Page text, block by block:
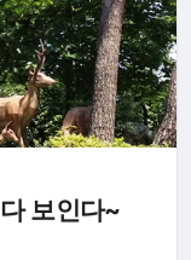
보인다~